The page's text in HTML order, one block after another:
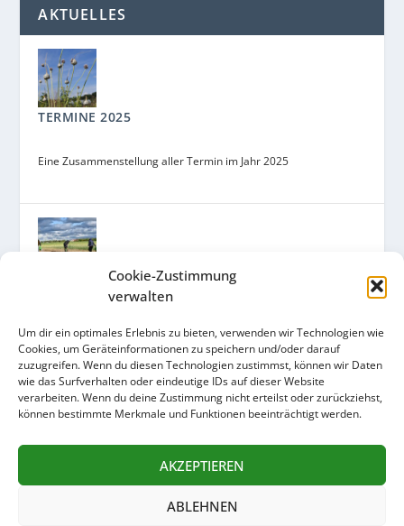
Cookie-Zustimmung
verwalten
Um dir ein optimales Erlebnis zu bieten, verwenden wir Technologien wie
Cookies, um Geräteinformationen zu speichern und/oder darauf
zuzugreifen. Wenn du diesen Technologien zustimmst, können wir Daten
wie das Surfverhalten oder eindeutige IDs auf dieser Website
verarbeiten. Wenn du deine Zustimmung nicht erteilst oder zurückziehst,
können bestimmte Merkmale und Funktionen beeinträchtigt werden.
AKZEPTIEREN
ABLEHNEN
AKTUELLES
TERMINE 2025
Eine Zusammenstellung aller Termin im Jahr 2025
GEMEINSAM ACKERN FÜR MORGEN – URBAN
FARMING AUF DEM ZUKUNFTSACKER
Ein Kooperationsprojekt des Arche Bauernhofs und des
Umweltamts mit der Ackerpause, der Solawi und dem
Ackergarten Schaufler.
UNTERSTÜTZT UNS